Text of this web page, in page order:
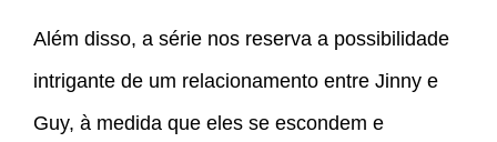
Além disso, a série nos reserva a possibilidade
intrigante de um relacionamento entre Jinny e
Guy, à medida que eles se escondem e